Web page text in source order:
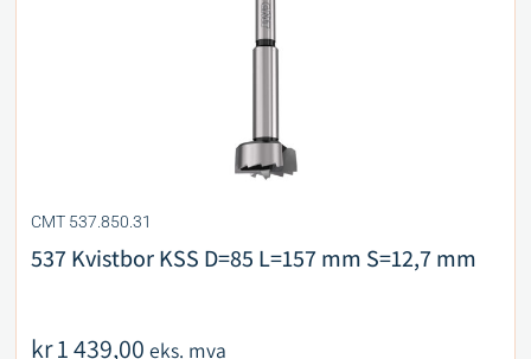
CMT 537.850.31
537 Kvistbor KSS D=85 L=157 mm S=12,7 mm
kr1 439,00 eks. mva